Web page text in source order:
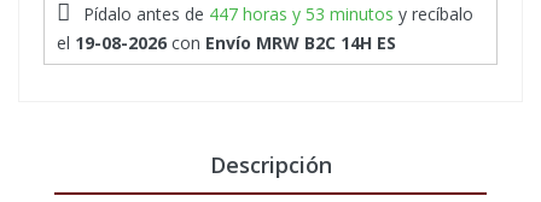
Pídalo antes de 447 horas y 53 minutos y recíbalo
el 19-08-2026 con Envío MRW B2C 14H ES
Descripción